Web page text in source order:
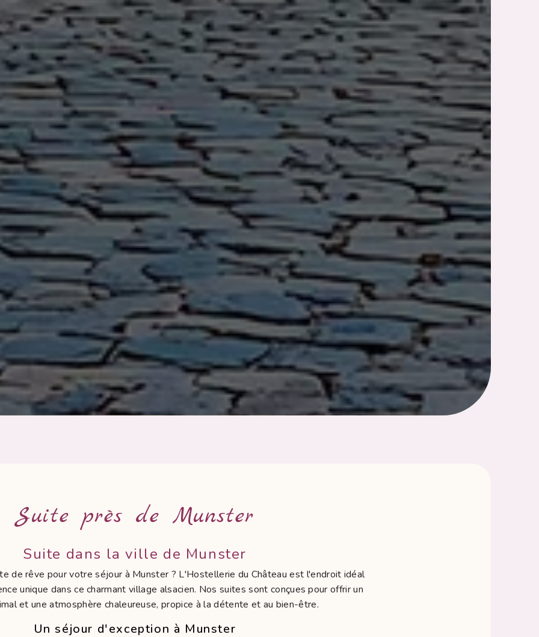
Suite près de Munster
Suite dans la ville de Munster
de rêve pour votre séjour à Munster ? L'Hostellerie du Château est l'endroit idéal
unique dans ce charmant village alsacien. Nos suites sont conçues pour offrir un
et une atmosphère chaleureuse, propice à la détente et au bien-être.
Un séjour d'exception à Munster